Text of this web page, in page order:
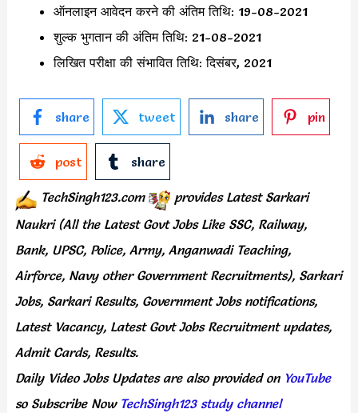
ऑनलाइन आवेदन करने की अंतिम तिथि: 19-08-2021
शुल्क भुगतान की अंतिम तिथि: 21-08-2021
लिखित परीक्षा की संभावित तिथि: दिसंबर, 2021
share tweet share pin
post share
TechSingh123.com provides Latest Sarkari
Naukri (All the Latest Govt Jobs Like SSC, Railway,
Bank, UPSC, Police, Army, Anganwadi Teaching,
Airforce, Navy other Government Recruitments), Sarkari
Jobs, Sarkari Results, Government Jobs notifications,
Latest Vacancy, Latest Govt Jobs Recruitment updates,
Admit Cards, Results.
Daily Video Jobs Updates are also provided onYouTube
so Subscribe Now TechSingh123 study channel